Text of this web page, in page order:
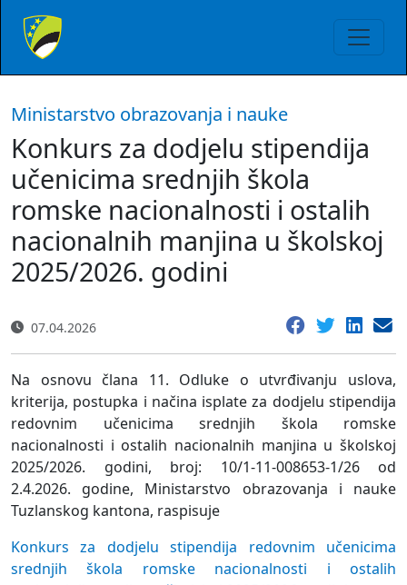
Ministarstvo obrazovanja i nauke
Konkurs za dodjelu stipendija
učenicima srednjih škola
romske nacionalnosti i ostalih
nacionalnih manjina u školskoj
2025/2026. godini
07.04.2026
Na osnovu člana 11. Odluke o utvrđivanju uslova,
kriterija, postupka i načina isplate za dodjelu stipendija
redovnim učenicima srednjih škola romske
nacionalnosti i ostalih nacionalnih manjina u školskoj
2025/2026. godini, broj: 10/1-11-008653-1/26 od
2.4.2026. godine, Ministarstvo obrazovanja i nauke
Tuzlanskog kantona, raspisuje
Konkurs za dodjelu stipendija redovnim učenicima
srednjih škola romske nacionalnosti i ostalih